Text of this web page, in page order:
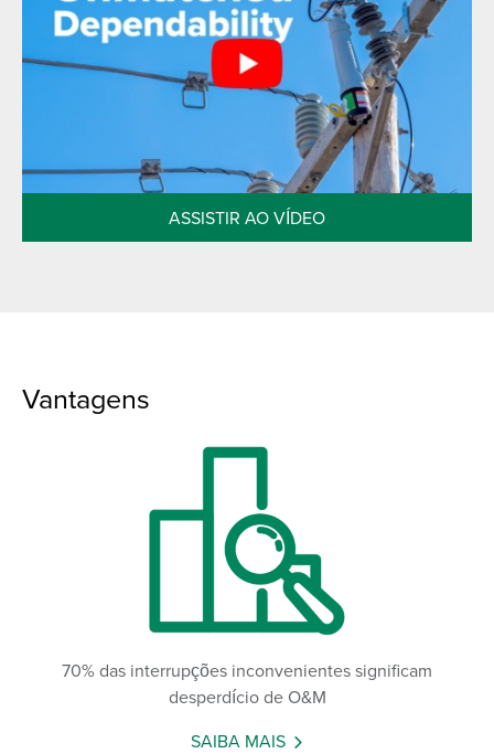
ASSISTIR AO VÍDEO
Vantagens
70% das interrupções inconvenientes significam
desperdício de O&M
SAIBA MAIS